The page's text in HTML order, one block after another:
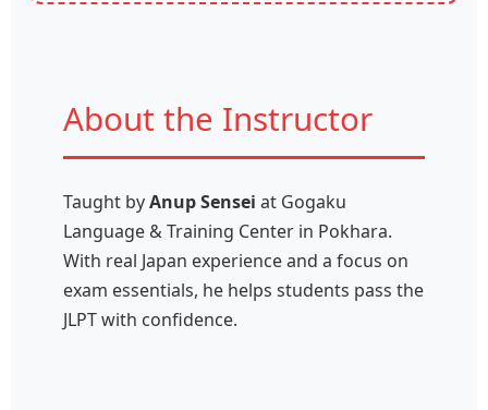
About the Instructor
Taught byAnup Sensei at Gogaku
Language & Training Center in Pokhara.
With real Japan experience and a focus on
exam essentials, he helps students pass the
JLPT with confidence.